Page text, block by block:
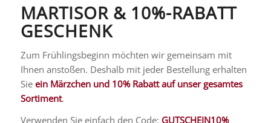
MARTISOR & 10%-RABATT
GESCHENK
Zum Frühlingsbeginn möchten wir gemeinsam mit
Ihnen anstoßen. Deshalb mit jeder Bestellung erhalten
Sie ein Märzchen und 10% Rabatt auf unser gesamtes
Sortiment.
Verwenden Sie einfach den Code: GUTSCHEIN10%